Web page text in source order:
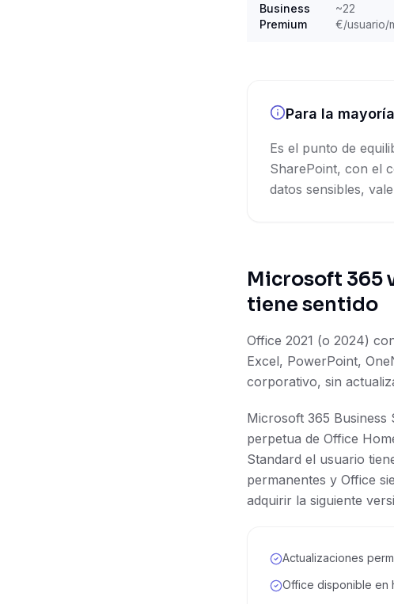
Business
Premium
~22
€/usuario/
Para la
Es el punto de
SharePoint, con el
datos sensibles,
Microsoft 365
tiene sentido
Office 2021 (o 2024)
Excel, PowerPoint,
corporativo, sin
Microsoft 365 Business
perpetua de Office
Standard el usuario
permanentes y Office
adquirir la siguiente
Actualizaciones
Office disponible en